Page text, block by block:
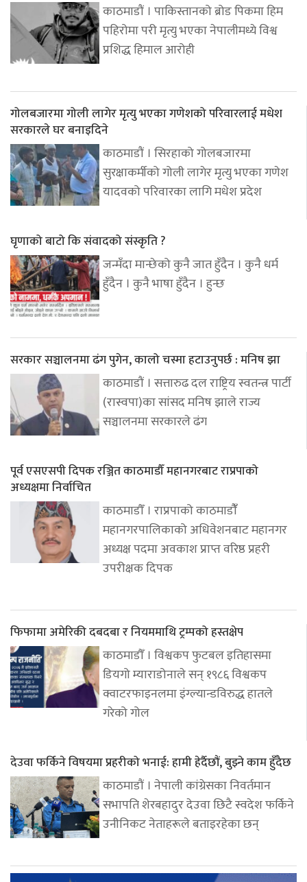
काठमाडौं । पाकिस्तानको ब्रोड पिकमा हिम
पहिरोमा परी मृत्यु भएका नेपालीमध्ये विश्व
प्रशिद्ध हिमाल आरोही
गोलबजारमा गोली लागेर मृत्यु भएका गणेशको परिवारलाई मधेश
सरकारले घर बनाइदिने
काठमाडौं । सिरहाको गोलबजारमा
सुरक्षाकर्मीको गोली लागेर मृत्यु भएका गणेश
यादवको परिवारका लागि मधेश प्रदेश
घृणाको बाटो कि संवादको संस्कृति ?
जन्मँदा मान्छेको कुनै जात हुँदैन । कुनै धर्म
हुँदैन । कुनै भाषा हुँदैन । हुन्छ
सरकार सञ्चालनमा ढंग पुगेन, कालो चस्मा हटाउनुपर्छ : मनिष झा
काठमाडौं । सत्तारुढ दल राष्ट्रिय स्वतन्त्र पार्टी
(रास्वपा)का सांसद मनिष झाले राज्य
सञ्चालनमा सरकारले ढंग
पूर्व एसएसपी दिपक रञ्जित काठमाडौँ महानगरबाट राप्रपाको
अध्यक्षमा निर्वाचित
काठमाडौँ । राप्रपाको काठमाडौंँ
महानगरपालिकाको अधिवेशनबाट महानगर
अध्यक्ष पदमा अवकाश प्राप्त वरिष्ठ प्रहरी
उपरीक्षक दिपक
फिफामा अमेरिकी दबदबा र नियममाथि ट्रम्पको हस्तक्षेप
काठमाडौँ । विश्वकप फुटबल इतिहासमा
डियगो म्याराडोनाले सन् १९८६ विश्वकप
क्वाटरफाइनलमा इंग्ल्यान्डविरुद्ध हातले
गरेको गोल
देउवा फर्किने विषयमा प्रहरीको भनाई: हामी हेर्दैछौं, बुझ्ने काम हुँदैछ
काठमाडौं । नेपाली कांग्रेसका निवर्तमान
सभापति शेरबहादुर देउवा छिटै स्वदेश फर्किने
उनीनिकट नेताहरूले बताइरहेका छन्